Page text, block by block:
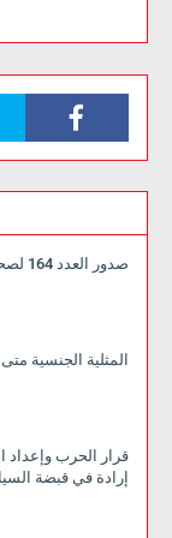
صدور العدد 164 لصحيفة الحدث الاسبوعي من لندن
المثلية الجنسية
قرار الحرب وإعداد
إرادة في قبضة